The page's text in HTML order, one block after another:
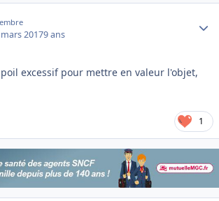
20179 ans
excessif pour mettre en valeur l'objet,
1